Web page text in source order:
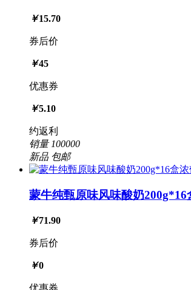
￥15.70
券后价
￥45
优惠券
￥5.10
约返利
销量 100000
新品 包邮
蒙牛纯甄原味风味酸奶200g*16
￥71.90
券后价
￥0
优惠券